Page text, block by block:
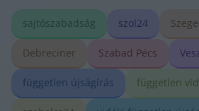
sajtószabadság szol24
Debreciner Szabad Pécs
független újságírás független